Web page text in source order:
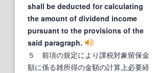
shall be deducted for calculating
the amount of dividend income
pursuant to the provisions of the
said paragraph.
５ 前項の規定により課税対象留保金
額に係る雑所得の金額の計算上必要経